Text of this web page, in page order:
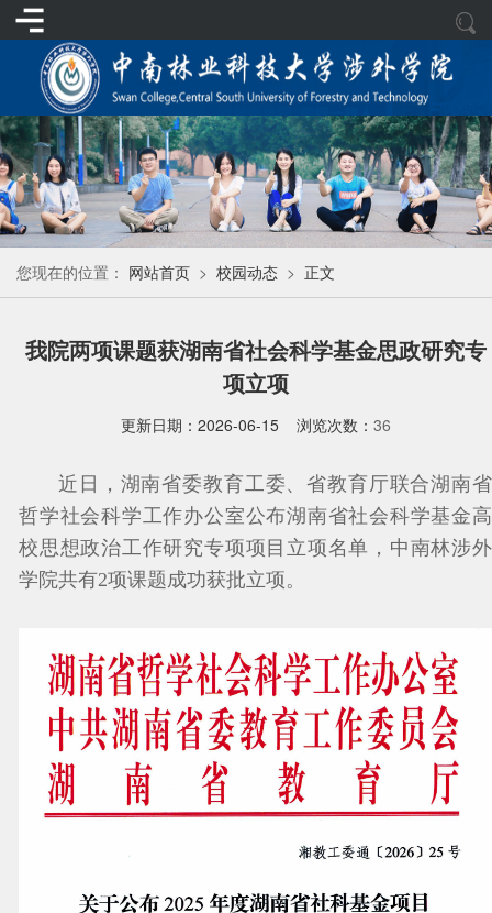
您现在的位置： 网站首页 > 校园动态 > 正文
我院两项课题获湖南省社会科学基金思政研究专
项立项
更新日期：2026-06-15 浏览次数： 36
近日，湖南省委教育工委、省教育厅联合湖南省
哲学社会科学工作办公室公布湖南省社会科学基金高
校思想政治工作研究专项项目立项名单，中南林涉外
学院共有2项课题成功获批立项。